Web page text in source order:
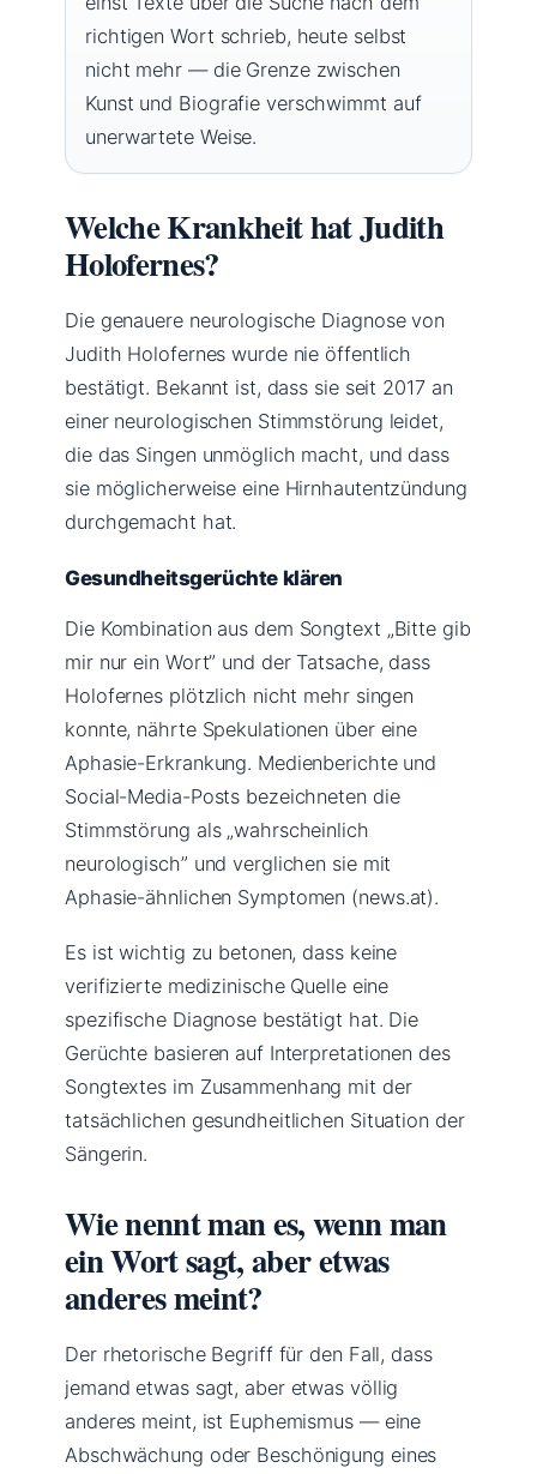
richtigen Wort schrieb, heute selbst
nicht mehr — die Grenze zwischen
Kunst und Biografie verschwimmt auf
unerwartete Weise.
Welche Krankheit hat Judith
Holofernes?
Die genauere neurologische Diagnose von
Judith Holofernes wurde nie öffentlich
bestätigt. Bekannt ist, dass sie seit 2017 an
einer neurologischen Stimmstörung leidet,
die das Singen unmöglich macht, und dass
sie möglicherweise eine Hirnhautentzündung
durchgemacht hat.
Gesundheitsgerüchte klären
Die Kombination aus dem Songtext „Bitte gib
mir nur ein Wort” und der Tatsache, dass
Holofernes plötzlich nicht mehr singen
konnte, nährte Spekulationen über eine
Aphasie-Erkrankung. Medienberichte und
Social-Media-Posts bezeichneten die
Stimmstörung als „wahrscheinlich
neurologisch” und verglichen sie mit
Aphasie-ähnlichen Symptomen (news.at).
Es ist wichtig zu betonen, dass keine
verifizierte medizinische Quelle eine
spezifische Diagnose bestätigt hat. Die
Gerüchte basieren auf Interpretationen des
Songtextes im Zusammenhang mit der
tatsächlichen gesundheitlichen Situation der
Sängerin.
Wie nennt man es, wenn man
ein Wort sagt, aber etwas
anderes meint?
Der rhetorische Begriff für den Fall, dass
jemand etwas sagt, aber etwas völlig
anderes meint, ist Euphemismus — eine
Abschwächung oder Beschönigung eines